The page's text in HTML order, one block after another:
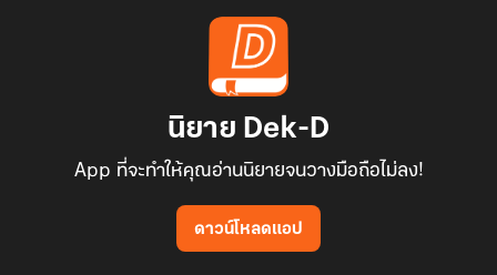
นิยาย Dek-D
App ที่จะทำให้คุณอ่านนิยายจนวางมือถือไม่ลง!
ดาวน์โหลดแอป